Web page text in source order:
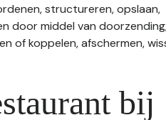
structureren, opslaan,
door middel van
of koppelen, afschermen,
bij